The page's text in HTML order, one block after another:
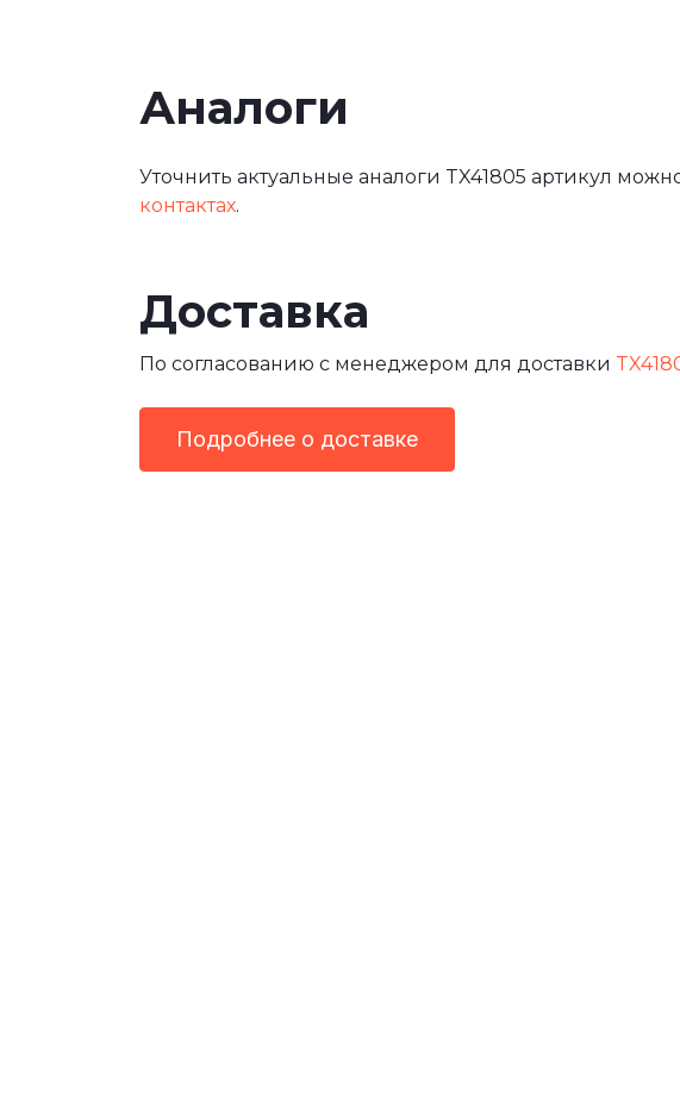
Аналоги
Уточнить актуальные аналоги TX41805 артикул
контактах.
Доставка
По согласованию с менеджером для доставки
Подробнее о доставке